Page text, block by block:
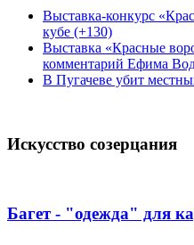
Выставка-конкурс
кубе (+130)
Выставка «Красные
комментарий Ефима
В Пугачеве убит
Искусство созерцания
Багет - "одежда" для